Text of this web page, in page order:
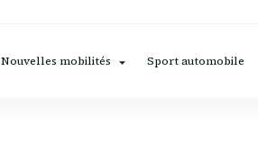
Nouvelles mobilités Sport automobile